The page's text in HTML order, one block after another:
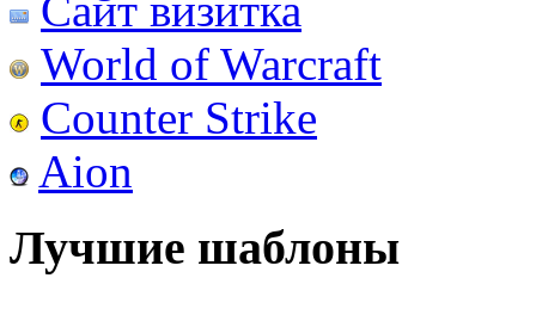
World of Warcraft
Counter Strike
Aion
Лучшие шаблоны